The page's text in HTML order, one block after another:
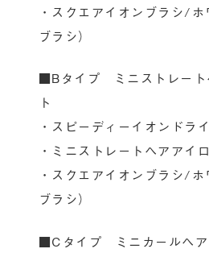
・スクエアイオンブラシ/
ブラシ）
■Bタイプ ミニストレート
ト
・スピーディーイオンドラ
・ミニストレートヘアアイ
・スクエアイオンブラシ/
ブラシ）
■Cタイプ ミニカールヘア